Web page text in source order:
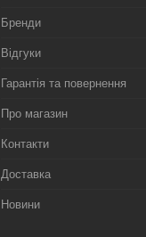
Бренди
Відгуки
Гарантія та повернення
Про магазин
Контакти
Доставка
Новини